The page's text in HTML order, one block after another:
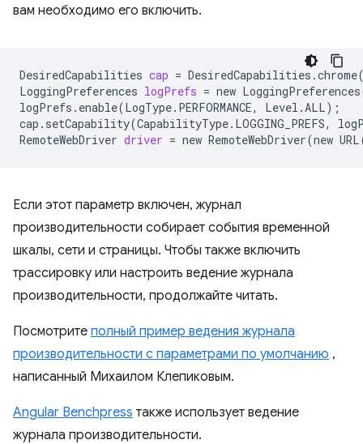
вам необходимо его включить.
DesiredCapabilities cap = DesiredCapabilities.chrome
LoggingPreferences logPrefs = new LoggingPreferences
logPrefs.enable(LogType.PERFORMANCE, Level.ALL) ;
cap.setCapability(CapabilityType.LOGGING_PREFS,
RemoteWebDriver driver = new RemoteWebDriver(new URL
Если этот параметр включен, журнал
производительности собирает события временной
шкалы, сети и страницы. Чтобы также включить
трассировку или настроить ведение журнала
производительности, продолжайте читать.
Посмотрите полный пример ведения журнала
производительности с параметрами по умолчанию ,
написанный Михаилом Клепиковым.
Angular Benchpress также использует ведение
журнала производительности.